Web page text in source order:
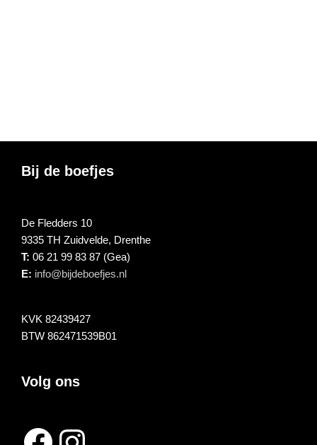
Bij de boefjes
De Fledders 10
9335 TH Zuidvelde, Drenthe
T: 06 21 99 83 87 (Gea)
E: info@bijdeboefjes.nl
KVK 82439427
BTW 862471539B01
Volg ons